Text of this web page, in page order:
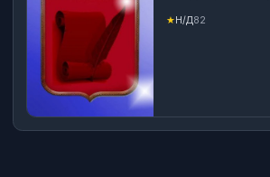
★ Н/Д82